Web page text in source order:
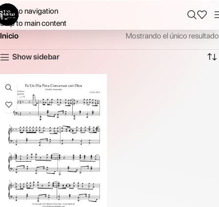
Skip to navigation
Skip to main content
Inicio
Mostrando el único resultado
Show sidebar